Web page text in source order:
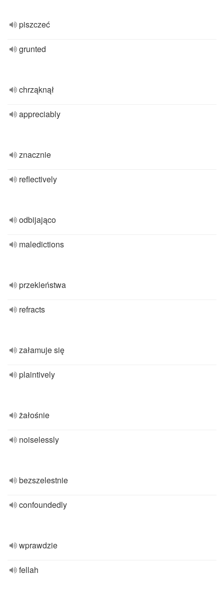
piszczeć
grunted
chrząknął
appreciably
znacznie
reflectively
odbijająco
maledictions
przekleństwa
refracts
załamuje się
plaintively
żałośnie
noiselessly
bezszelestnie
confoundedly
wprawdzie
fellah